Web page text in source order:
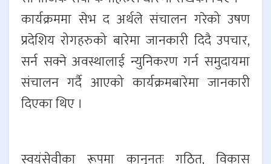
कार्यक्रममा सेभ द अर्थले संचालन गरेको उषण
प्रदेशिय रोगहरुको बारेमा जानकारी दिदै उपचार,
सर्न सक्ने अवस्थालाई न्युनिकरण गर्न समुदायमा
संचालन गर्दै आएको कार्यक्रमबारेमा जानकारी
दिएका थिए ।